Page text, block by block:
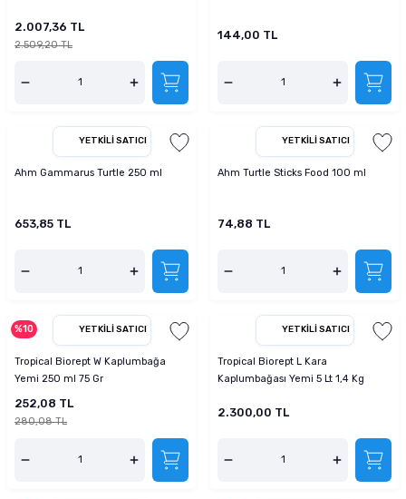
2.007,36 TL
2.509,20 TL
144,00 TL
YETKILI SATICI
Ahm Gammarus Turtle 250 ml
653,85 TL
YETKILI SATICI
Ahm Turtle Sticks Food 100 ml
74,88 TL
%10 YETKILI SATICI
Tropical Biorept W Kaplumbağa
Yemi 250 ml 75 Gr
252,08 TL
280,08 TL
YETKILI SATICI
Tropical Biorept L Kara
Kaplumbağası Yemi 5 Lt 1,4 Kg
2.300,00 TL